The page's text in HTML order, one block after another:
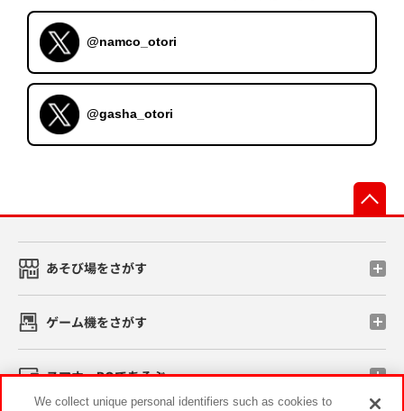
@namco_otori
@gasha_otori
あそび場をさがす
ゲーム機をさがす
スマホ・PCであそぶ
We collect unique personal identifiers such as cookies to